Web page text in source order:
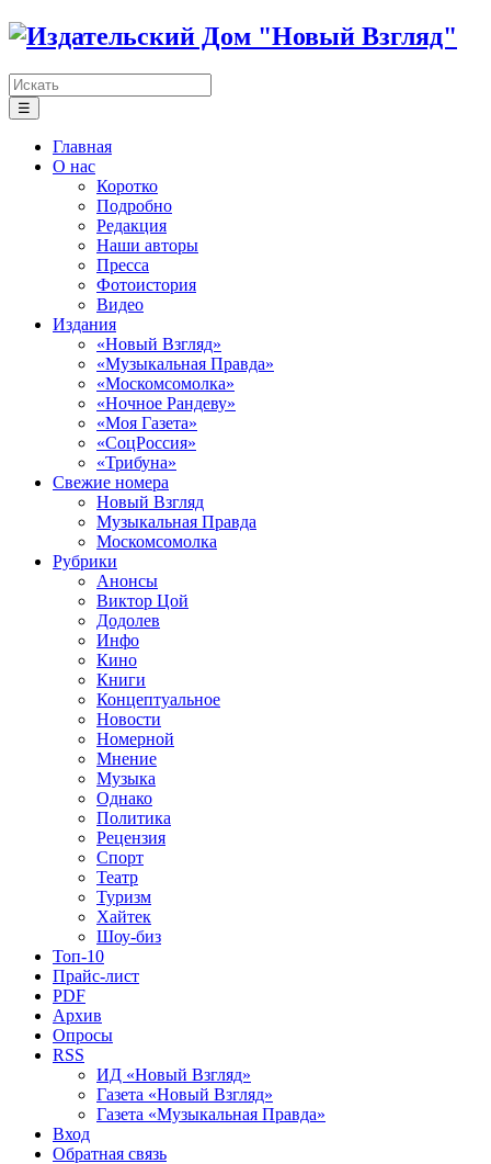
☰
Главная
О нас
Коротко
Подробно
Редакция
Наши авторы
Пресса
Фотоистория
Видео
Издания
«Новый Взгляд»
«Музыкальная Правда»
«Москомсомолка»
«Ночное Рандеву»
«Моя Газета»
«СоцРоссия»
«Трибуна»
Свежие номера
Новый Взгляд
Музыкальная Правда
Москомсомолка
Рубрики
Анонсы
Виктор Цой
Додолев
Инфо
Кино
Книги
Концептуальное
Новости
Номерной
Мнение
Музыка
Однако
Политика
Рецензия
Спорт
Театр
Туризм
Хайтек
Шоу-биз
Топ-10
Прайс-лист
PDF
Архив
Опросы
RSS
ИД «Новый Взгляд»
Газета «Новый Взгляд»
Газета «Музыкальная Правда»
Вход
Обратная связь